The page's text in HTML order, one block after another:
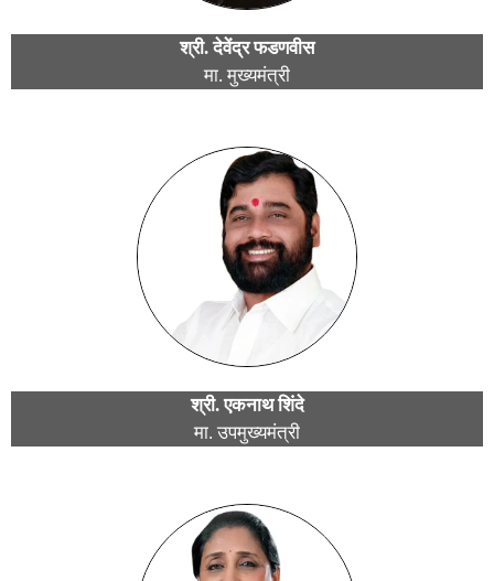
श्री. देवेंद्र फडणवीस​
मा. मुख्यमंत्री
श्री. एकनाथ शिंदे
मा. उपमुख्यमंत्री